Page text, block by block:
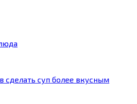
сделать суп более вкусным